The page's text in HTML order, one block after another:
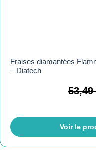
Fraises diamantées
– Diatech
53,49
Voir le